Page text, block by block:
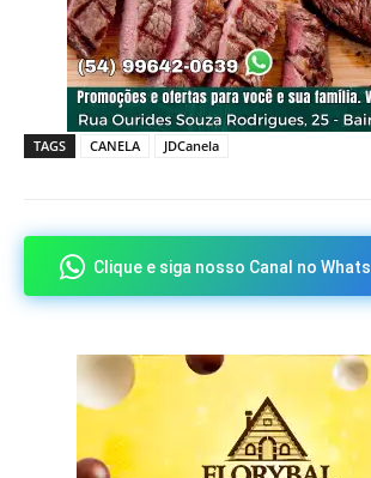
TAGS CANELA JDCanela
Clique e siga nosso Canal no Whats